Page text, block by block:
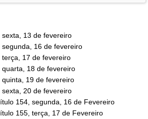
13 de fevereiro
16 de fevereiro
17 de fevereiro
18 de fevereiro
19 de fevereiro
20 de fevereiro
154, segunda, 16 de Fevereiro
155, terça, 17 de Fevereiro